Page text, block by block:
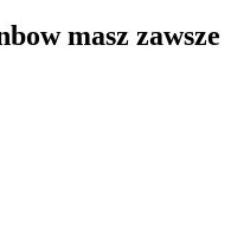
masz zawsze